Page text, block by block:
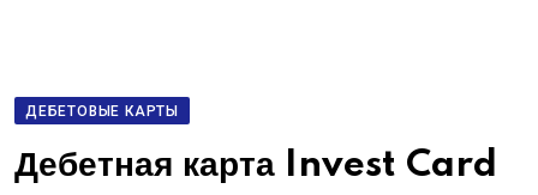
ДЕБЕТОВЫЕ КАРТЫ
Дебетная карта Invest Card